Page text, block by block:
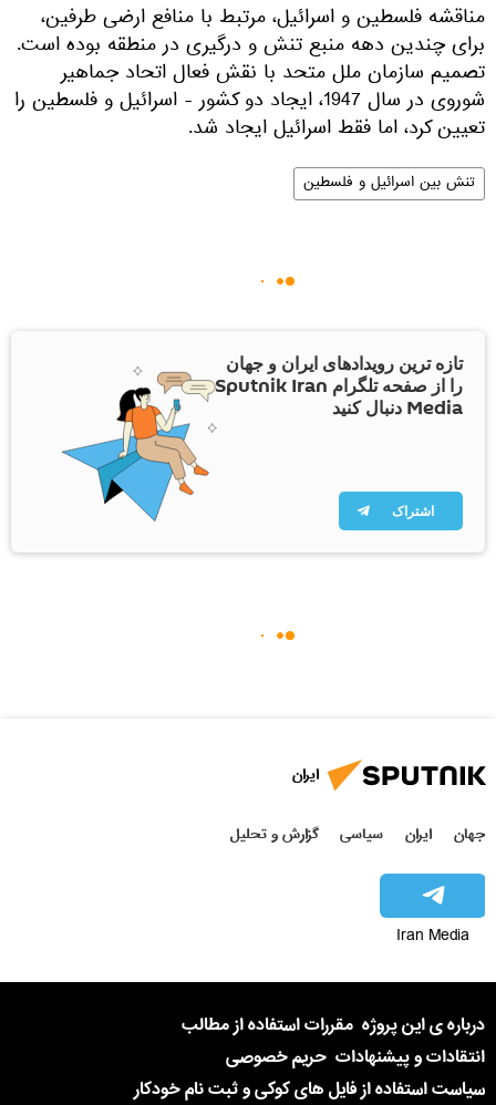
مناقشه فلسطین و اسرائیل، مرتبط با منافع ارضی طرفین،
برای چندین دهه منبع تنش و درگیری در منطقه بوده است.
تصمیم سازمان ملل متحد با نقش فعال اتحاد جماهیر
شوروی در سال 1947، ایجاد دو کشور - اسرائیل و فلسطین را
تعیین کرد، اما فقط اسرائیل ایجاد شد.
تنش بین اسرائیل و فلسطین
تازه ترین رویدادهای ایران و جهان
را از صفحه تلگرام Sputnik Iran
Media دنبال کنید
اشتراک
ایران
جهان ایران سیاسی گزارش و تحلیل
Iran Media
درباره ی این پروژه مقررات استفاده از مطالب
انتقادات و پیشنهادات حریم خصوصی
سیاست استفاده از فایل های کوکی و ثبت نام خودکار